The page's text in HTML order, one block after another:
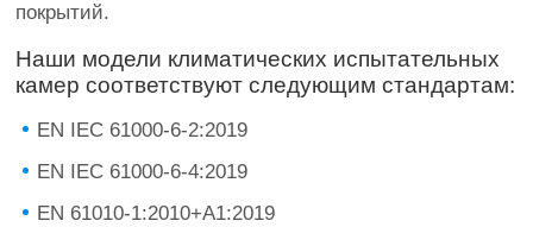
покрытий.
Наши модели климатических испытательных
камер соответствуют следующим стандартам:
EN IEC 61000-6-2:2019
EN IEC 61000-6-4:2019
EN 61010-1:2010+A1:2019